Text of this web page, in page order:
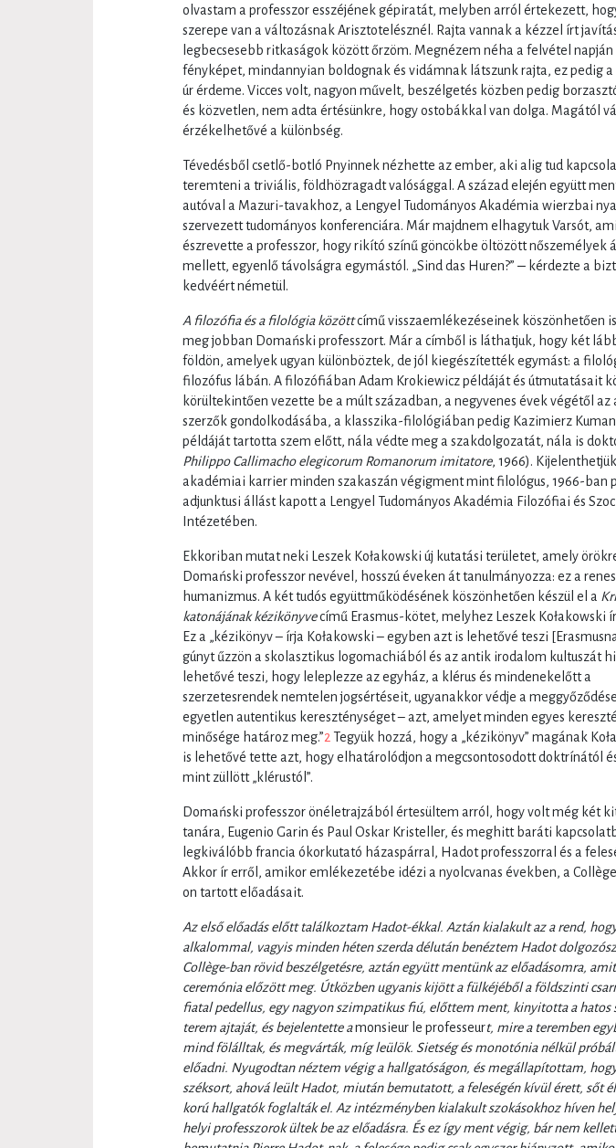
olvastam a professzor esszéjének gépiratát, melyben arról értekezett,
szerepe van a változásnak Arisztotelésznél. Rajta vannak a kézzel írt
legbecsesebb ritkaságok között őrzöm. Megnézem néha a felvétel napján
fényképet, mindannyian boldognak és vidámnak látszunk rajta, ez pedig a
úr érdeme. Vicces volt, nagyon művelt, beszélgetés közben pedig
és közvetlen, nem adta értésünkre, hogy ostobákkal van dolga. Magától
érzékelhetővé a különbség.
Tévedésből csetlő-botló Pnyinnek nézhette az ember, aki alig tud
teremteni a triviális, földhözragadt valósággal. A század elején együtt
autóval a Mazuri-tavakhoz, a Lengyel Tudományos Akadémia wierzbai
szervezett tudományos konferenciára. Már majdnem elhagytuk Varsót,
észrevette a professzor, hogy rikító színű göncökbe öltözött nőszemélyek
mellett, egyenlő távolságra egymástól. „Sind das Huren?” ‒ kérdezte a
kedvéért németül.
A filozófia és a filológia közöttcímű visszaemlékezéseinek köszönhetően
meg jobban Domański professzort. Már a címből is láthatjuk, hogy két
földön, amelyek ugyan különböztek, de jól kiegészítették egymást: a
filozófus lábán. A filozófiában Adam Krokiewicz példáját és útmutatásait
körültekintően vezette be a múlt században, a negyvenes évek végétől az
szerzők gondolkodásába, a klasszika-filológiában pedig Kazimierz
példáját tartotta szem előtt, nála védte meg a szakdolgozatát, nála is
Philippo Callimacho elegicorum Romanorum imitatore, 1966).
akadémiai karrier minden szakaszán végigment mint filológus, 1966-ban
adjunktusi állást kapott a Lengyel Tudományos Akadémia Filozófiai és
Intézetében.
Ekkoriban mutat neki Leszek Kołakowski új kutatási területet, amely
Domański professzor nevével, hosszú éveken át tanulmányozza: ez a
humanizmus. A két tudós együttműködésének köszönhetően készül el a
katonájának kézikönyvecímű Erasmus-kötet, melyhez Leszek Kołakowski
Ez a „kézikönyv – írja Kołakowski – egyben azt is lehetővé teszi
gúnyt űzzön a skolasztikus logomachiából és az antik irodalom kultuszát
lehetővé teszi, hogy leleplezze az egyház, a klérus és mindenekelőtt a
szerzetesrendek nemtelen jogsértéseit, ugyanakkor védje a
egyetlen autentikus kereszténységet – azt, amelyet minden egyes
minősége határoz meg.”2Tegyük hozzá, hogy a „kézikönyv” magának
is lehetővé tette azt, hogy elhatárolódjon a megcsontosodott doktrínától
mint züllött „klérustól”.
Domański professzor önéletrajzából értesültem arról, hogy volt még két
tanára, Eugenio Garin és Paul Oskar Kristeller, és meghitt baráti
legkiválóbb francia ókorkutató házaspárral, Hadot professzorral és a
Akkor ír erről, amikor emlékezetébe idézi a nyolcvanas években, a
on tartott előadásait.
Az első előadás előtt találkoztam Hadot-ékkal. Aztán kialakult az a rend,
alkalommal, vagyis minden héten szerda délután benéztem Hadot
Collège-ban rövid beszélgetésre, aztán együtt mentünk az előadásomra,
ceremónia előzött meg. Útközben ugyanis kijött a fülkéjéből a földszinti
fiatal pedellus, egy nagyon szimpatikus fiú, előttem ment, kinyitotta a hatos
terem ajtaját, és bejelentette amonsieur le professeurt, mire a teremben
mind fölálltak, és megvárták, míg leülök. Sietség és monotónia nélkül
előadni. Nyugodtan néztem végig a hallgatóságon, és megállapítottam,
széksort, ahová leült Hadot, miután bemutatott, a feleségén kívül érett, sőt
korú hallgatók foglalták el. Az intézményben kialakult szokásokhoz híven
helyi professzorok ültek be az előadásra. És ez így ment végig, bár nem